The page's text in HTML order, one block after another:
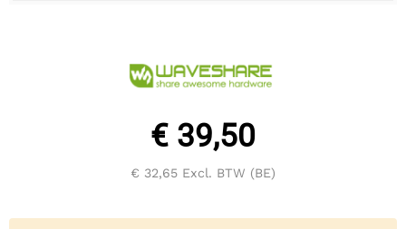
€ 39,50
€ 32,65 Excl. BTW (BE)